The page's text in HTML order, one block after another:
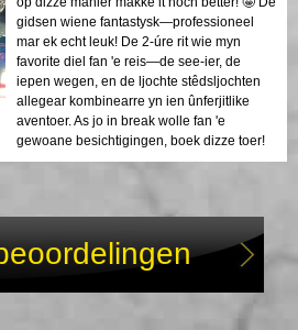
gidsen wiene fantastysk—professioneel
mar ek echt leuk! De 2-úre rit wie myn
favorite diel fan 'e reis—de see-ier, de
iepen wegen, en de ljochte stêdsljochten
allegear kombinearre yn ien ûnferjitlike
aventoer. As jo in break wolle fan 'e
gewoane besichtigingen, boek dizze toer!